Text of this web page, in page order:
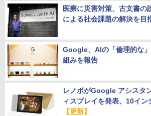
医療に災害対策、古文書
による社会課題の解決を目
Google、AIの「倫理的な
組みを報告
レノボがGoogle アシスタ
ィスプレイを発表、10イ
【更新】